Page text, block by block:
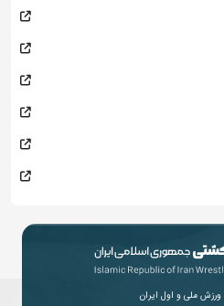
ورزش ملی و اول ایران